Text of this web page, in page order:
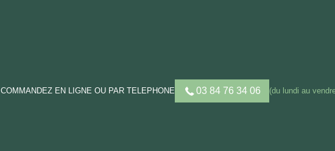
COMMANDEZ EN LIGNE OU PAR TELEPHONE 03 84 76 34 06 (du lundi au